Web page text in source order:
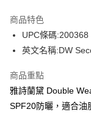
WeChat Pay
JD京東物流，訂單確
商品特色
UPC條碼:200368
英文名稱:DW
商品重點
雅詩蘭黛 Double
SPF20防曬，適合油